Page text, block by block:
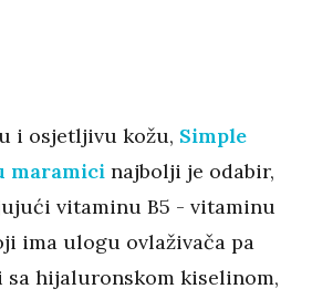
i osjetljivu kožu, Simple
maramici najbolji je odabir,
vitaminu B5 - vitaminu
ima ulogu ovlaživača pa
hijaluronskom kiselinom,